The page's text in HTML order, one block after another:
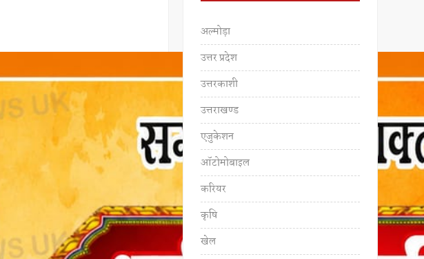
अल्मोड़ा
उत्तर प्रदेश
उत्तरकाशी
उत्तराखण्ड
एजुकेशन
ऑटोमोबाइल
करियर
कृषि
खेल